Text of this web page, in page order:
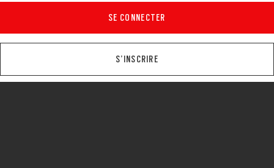
SE CONNECTER
S’INSCRIRE